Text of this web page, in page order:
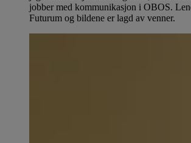
jobber med kommunikasjon i OBOS.
Futurum og bildene er lagd av venner.